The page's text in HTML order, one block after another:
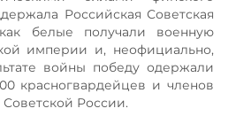
Российская Советская
белые получали военную
империи и, неофициально,
войны победу одержали
красногвардейцев и членов
России.